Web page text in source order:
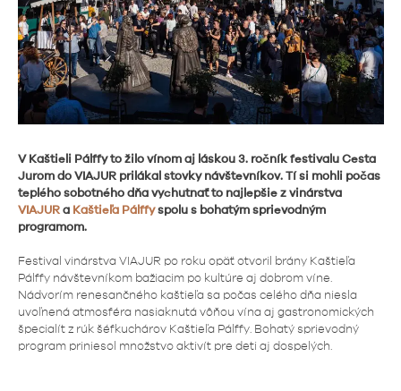
V Kaštieli Pálffy to žilo vínom aj láskou 3. ročník festivalu Cesta
Jurom do VIAJUR prilákal stovky návštevníkov. Tí si mohli počas
teplého sobotného dňa vychutnať to najlepšie z vinárstva
VIAJURa Kaštieľa Pálffyspolu s bohatým sprievodným
programom.
Festival vinárstva VIAJUR po roku opäť otvoril brány Kaštieľa
Pálffy návštevníkom bažiacim po kultúre aj dobrom víne.
Nádvorím renesančného kaštieľa sa počas celého dňa niesla
uvoľnená atmosféra nasiaknutá vôňou vína aj gastronomických
špecialít z rúk šéfkuchárov Kaštieľa Pálffy. Bohatý sprievodný
program priniesol množstvo aktivít pre deti aj dospelých.